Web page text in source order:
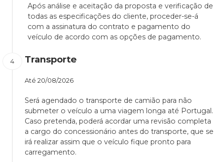
Após análise e aceitação da proposta e verificação de
todas as especificações do cliente, proceder-se-á
com a assinatura do contrato e pagamento do
veículo de acordo com as opções de pagamento.
Transporte
Até 20/08/2026
Será agendado o transporte de camião para não
submeter o veículo a uma viagem longa até Portugal.
Caso pretenda, poderá acordar uma revisão completa
a cargo do concessionário antes do transporte, que se
irá realizar assim que o veículo fique pronto para
carregamento.